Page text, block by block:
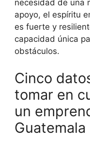
necesidad de una
apoyo, el espíritu
es fuerte y
capacidad única
obstáculos.
Cinco
tomar en
un
Guatemala